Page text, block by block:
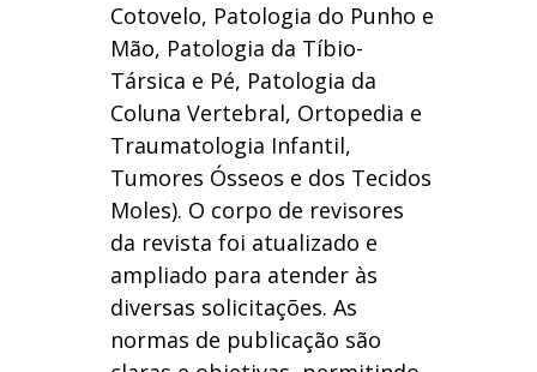
Cotovelo, Patologia do Punho e
Mão, Patologia da Tíbio-
Társica e Pé, Patologia da
Coluna Vertebral, Ortopedia e
Traumatologia Infantil,
Tumores Ósseos e dos Tecidos
Moles). O corpo de revisores
da revista foi atualizado e
ampliado para atender às
diversas solicitações. As
normas de publicação são